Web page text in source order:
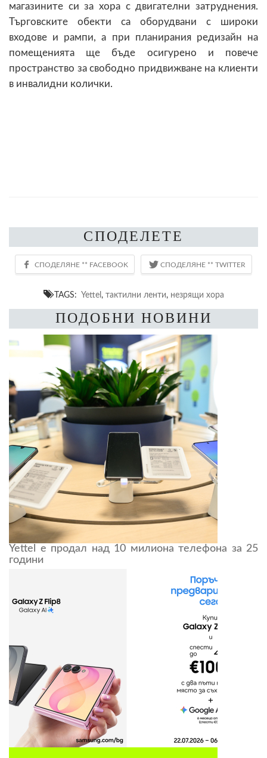
магазините си за хора с двигателни затруднения.
Търговските обекти са оборудвани с широки
входове и рампи, а при планирания редизайн на
помещенията ще бъде осигурено и повече
пространство за свободно придвижване на клиенти
в инвалидни колички.
СПОДЕЛЕТЕ
TAGS: Yettel , тактилни ленти, незрящи хора
ПОДОБНИ НОВИНИ
Yettel е продал над 10 милиона телефона за 25
години